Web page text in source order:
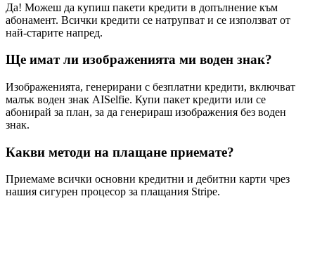
Да! Можеш да купиш пакети кредити в допълнение към
абонамент. Всички кредити се натрупват и се използват от
най-старите напред.
Ще имат ли изображенията ми воден знак?
Изображенията, генерирани с безплатни кредити, включват
малък воден знак AISelfie. Купи пакет кредити или се
абонирай за план, за да генерираш изображения без воден
знак.
Какви методи на плащане приемате?
Приемаме всички основни кредитни и дебитни карти чрез
нашия сигурен процесор за плащания Stripe.